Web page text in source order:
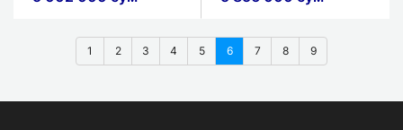
1 2 3 4 5 6 7 8 9